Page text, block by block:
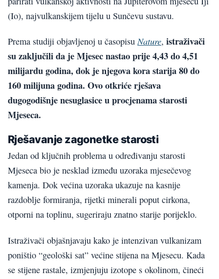
(Io), najvulkanskijem tijelu u Sunčevu sustavu.
Prema studiji objavljenoj u časopisuNature, istraživači
su zaključili da je Mjesec nastao prije 4,43 do 4,51
milijardu godina, dok je njegova kora starija 80 do
160 milijuna godina. Ovo otkriće rješava
dugogodišnje nesuglasice u procjenama starosti
Mjeseca.
Rješavanje zagonetke starosti
Jedan od ključnih problema u određivanju starosti
Mjeseca bio je nesklad između uzoraka mjesečevog
kamenja. Dok većina uzoraka ukazuje na kasnije
razdoblje formiranja, rijetki minerali poput cirkona,
otporni na toplinu, sugeriraju znatno starije porijeklo.
Istraživači objašnjavaju kako je intenzivan vulkanizam
poništio “geološki sat” većine stijena na Mjesecu. Kada
se stijene rastale, izmjenjuju izotope s okolinom, čineći